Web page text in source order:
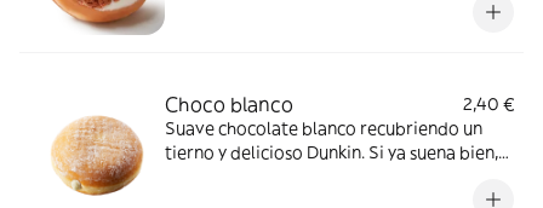
Choco blanco
2,40 €
Suave chocolate blanco recubriendo un
tierno y delicioso Dunkin. Si ya suena bien,